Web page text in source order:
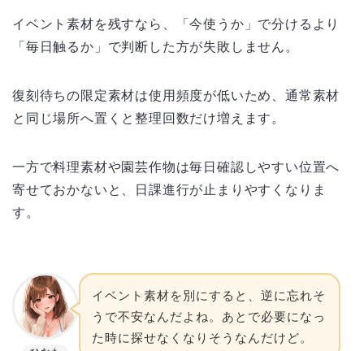
イベント素材を残すなら、「今使うか」で分けるより
「毎日触るか」で判断した方が失敗しません。
復刻待ちの限定素材は使用頻度が低いため、通常素材
と同じ場所へ置くと整理回数だけ増えます。
一方で料理素材や園芸作物は毎日確認しやすい位置へ
寄せておかないと、日課進行が止まりやすくなりま
す。
イベント素材を別にすると、逆に忘れそ
うで不安なんだよね。あとで必要になっ
た時に探せなくなりそうなんだけど。